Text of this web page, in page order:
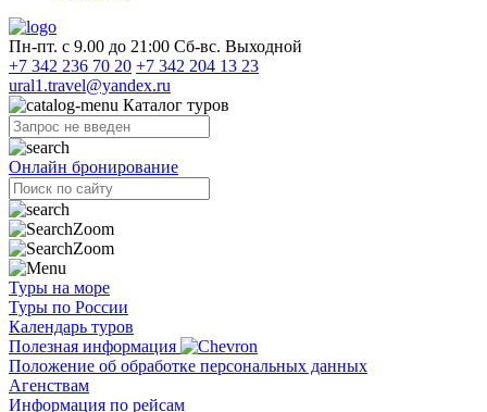
Пн-пт. с 9.00 до 21:00 Сб-вс. Выходной
+7 342 236 70 20 +7 342 204 13 23
ural1.travel@yandex.ru
Каталог туров
Онлайн бронирование
Туры на море
Туры по России
Календарь туров
Полезная информация
Положение об обработке персональных данных
Агенствам
Информация по рейсам